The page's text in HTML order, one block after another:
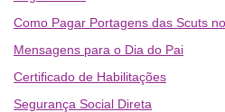
Como Pagar Portagens das Scuts
Mensagens para o Dia do Pai
Certificado de Habilitações
Segurança Social Direta